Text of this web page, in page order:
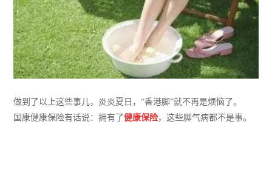
做到了以上这些事儿，炎炎夏日，“香港脚”就不再是烦恼了。
国康健康保险有话说：拥有了健康保险，这些脚气病都不是事。